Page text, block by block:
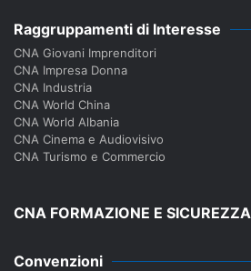
Raggruppamenti di Interesse
CNA Giovani Imprenditori
CNA Impresa Donna
CNA Industria
CNA World China
CNA World Albania
CNA Cinema e Audiovisivo
CNA Turismo e Commercio
CNA FORMAZIONE E SICUREZZA
Convenzioni